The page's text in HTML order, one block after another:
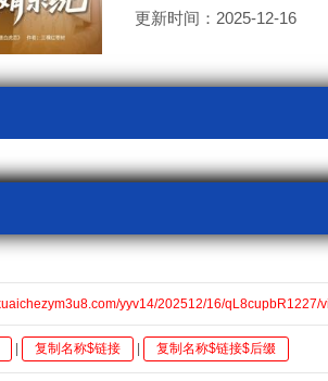
更新时间：2025-12-16
yyv14/202512/16/qL8cupbR1227/
复制名称$链接 复制名称$链接$后缀